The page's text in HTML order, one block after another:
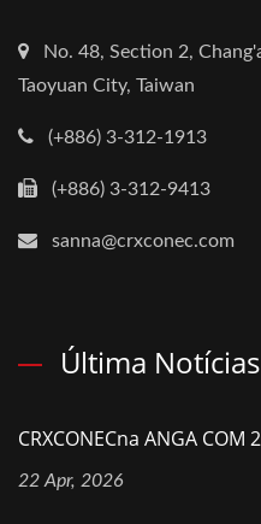
No. 48, Section 2,
Taoyuan City, Taiwan
(+886) 3-312-1913
(+886) 3-312-9413
sanna@crxconec.com
Última Notícias
CRXCONECna ANGA COM
22 Apr, 2026